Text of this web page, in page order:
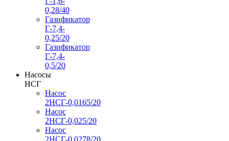
0,28/40
Газификатор
Г-7,4-
0,25/20
Газификатор
Г-7,4-
0,5/20
Насосы
НСГ
Насос
2НСГ-0,0165/20
Насос
2НСГ-0,025/20
Насос
2НСГ-0,0278/20